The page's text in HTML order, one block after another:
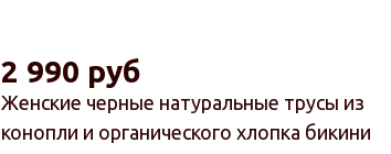
Женские черные натуральные трусы из
конопли и органического хлопка бикини
2 990 руб